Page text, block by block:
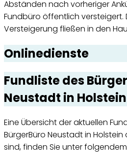
Abständen nach vorheriger
Fundbüro öffentlich versteigert.
Versteigerung fließen in den
Onlinedienste
Fundliste des
Neustadt in Holstein
Eine Übersicht der aktuellen
BürgerBüro Neustadt in
sind, finden Sie unter folgendem